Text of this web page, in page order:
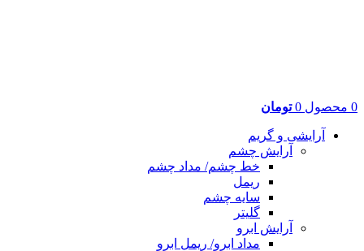
0 محصول 0 تومان
آرایشی و گریم
آرایش چشم
خط چشم/ مداد چشم
ریمل
سایه چشم
گلیتر
آرایش ابرو
مداد ابرو/ ریمل ابرو